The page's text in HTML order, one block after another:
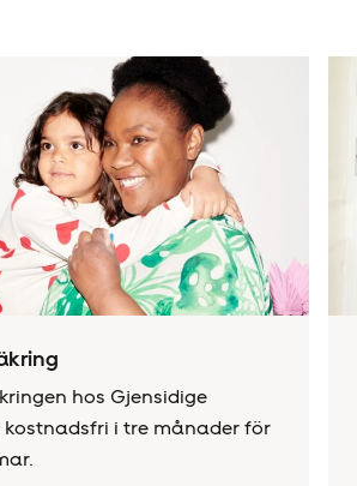
hos Gjensidige
kostnadsfri i tre månader för